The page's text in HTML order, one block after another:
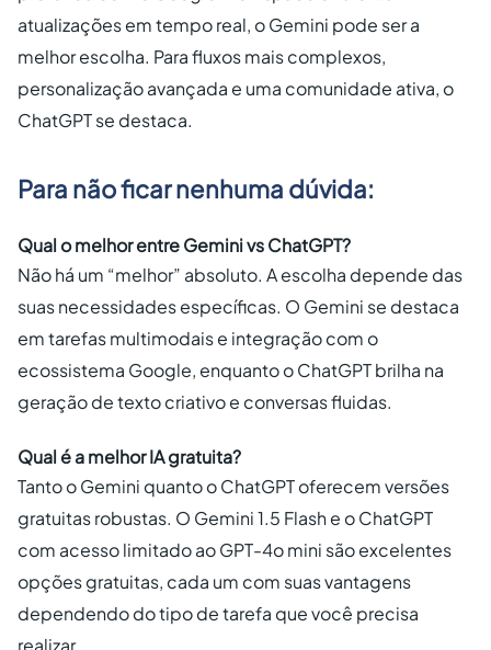
atualizações em tempo real, o Gemini pode ser a
melhor escolha. Para fluxos mais complexos,
personalização avançada e uma comunidade ativa, o
ChatGPT se destaca.
Para não ficar nenhuma dúvida:
Qual o melhor entre Gemini vs ChatGPT?
Não há um “melhor” absoluto. A escolha depende das
suas necessidades específicas. O Gemini se destaca
em tarefas multimodais e integração com o
ecossistema Google, enquanto o ChatGPT brilha na
geração de texto criativo e conversas fluidas.
Qual é a melhor IA gratuita?
Tanto o Gemini quanto o ChatGPT oferecem versões
gratuitas robustas. O Gemini 1.5 Flash e o ChatGPT
com acesso limitado ao GPT-4o mini são excelentes
opções gratuitas, cada um com suas vantagens
dependendo do tipo de tarefa que você precisa
realizar.